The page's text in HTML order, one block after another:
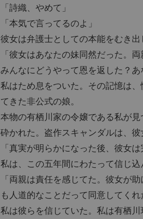
「詩織、やめて」
「本気で言ってるのよ」
彼女は弁護士としての本能をむき出
「彼女はあなたの妹同然だった。
みんなにどうやって恩を返した？
私はため息をついた。その記憶は
てきた非公式の娘。
本物の有栖川家の令嬢である私が
砕かれた。盗作スキャンダルは、
「真実が明らかになった後、彼女
私は、この五年間にわたって信じ込
「両親は責任を感じてた。彼女が
も人道的なことだって同意してく
私は彼らを信じていた。私は有栖